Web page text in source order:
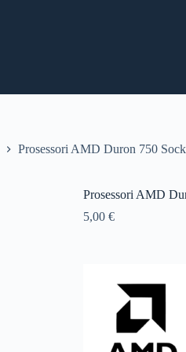
Prosessori AMD Duron 750
Prosessori AMD
5,00 €